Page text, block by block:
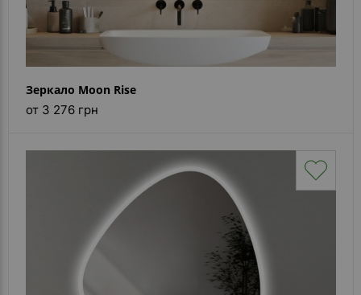
Зеркало Moon Rise
от 3 276 грн